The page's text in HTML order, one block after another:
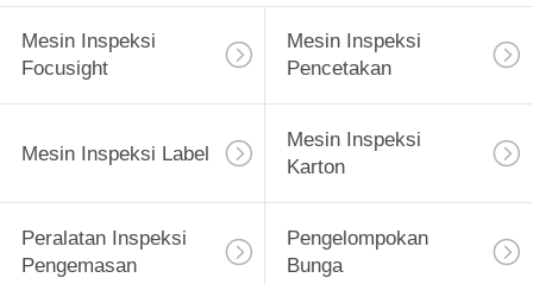
Mesin Inspeksi
Focusight
Mesin Inspeksi
Pencetakan
Mesin Inspeksi Label
Mesin Inspeksi
Karton
Peralatan Inspeksi
Pengemasan
Pengelompokan
Bunga